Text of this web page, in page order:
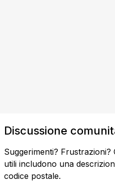
Discussione
Suggerimenti? Frustrazioni?
utili includono una
codice postale.